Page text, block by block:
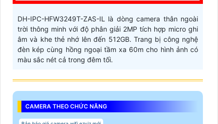
DH-IPC-HFW3249T-ZAS-IL là dòng camera thân ngoài
trời thông minh với độ phân giải 2MP tích hợp micro ghi
âm và khe thẻ nhớ lên đến 512GB. Trang bị công nghệ
đèn kép cùng hồng ngoại tầm xa 60m cho hình ảnh có
màu sắc nét cả trong đêm tối.
CAMERA THEO CHỨC NĂNG